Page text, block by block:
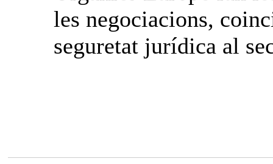
les negociacions,
seguretat jurídica al